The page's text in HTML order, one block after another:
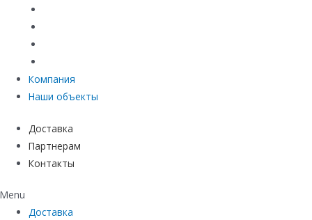
Компания
Наши объекты
Доставка
Партнерам
Контакты
Menu
Доставка